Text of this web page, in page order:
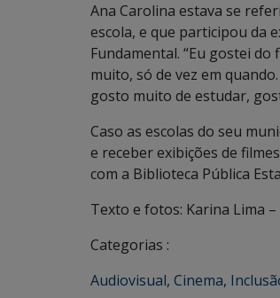
Ana Carolina estava se
escola, e que participou da
Fundamental. “Eu gostei
muito, só de vez em
gosto muito de estudar,
Caso as escolas do seu
e receber exibições de
com a Biblioteca Pública
Texto e fotos: Karina Lima –
Categorias :
Audiovisual, Cinema,